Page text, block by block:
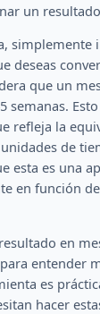
un
simplemente
deseas
que un
semanas.
refleja la
de
esta es una
en función
en
entender
es
hacer